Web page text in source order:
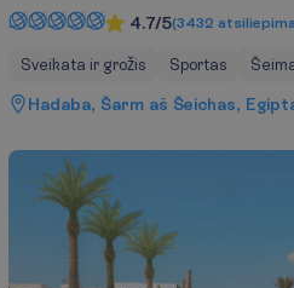
4.7/5(3432
Sveikata ir grožis Sportas
Hadaba, Šarm aš Šeichas,